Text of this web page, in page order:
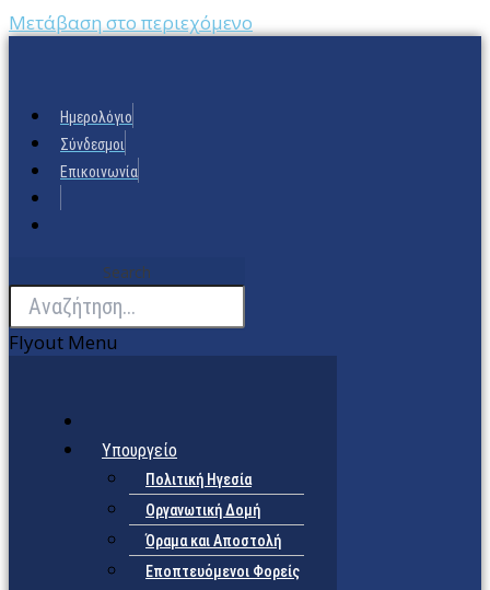
Μετάβαση στο περιεχόμενο
Ημερολόγιο
Σύνδεσμοι
Επικοινωνία
Search
Flyout Menu
Υπουργείο
Πολιτική Ηγεσία
Οργανωτική Δομή
Όραμα και Αποστολή
Εποπτευόμενοι Φορείς